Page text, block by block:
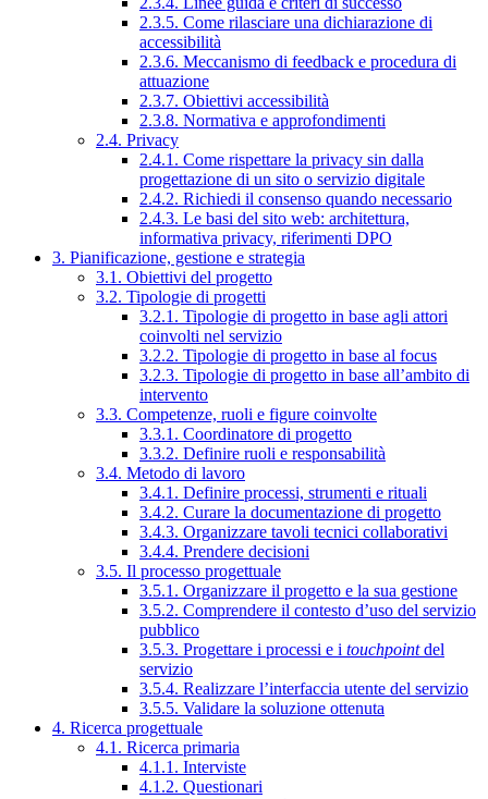
2.3.5. Come rilasciare una dichiarazione di
accessibilità
2.3.6. Meccanismo di feedback e procedura di
attuazione
2.3.7. Obiettivi accessibilità
2.3.8. Normativa e approfondimenti
2.4. Privacy
2.4.1. Come rispettare la privacy sin dalla
progettazione di un sito o servizio digitale
2.4.2. Richiedi il consenso quando necessario
2.4.3. Le basi del sito web: architettura,
informativa privacy, riferimenti DPO
3. Pianificazione, gestione e strategia
3.1. Obiettivi del progetto
3.2. Tipologie di progetti
3.2.1. Tipologie di progetto in base agli attori
coinvolti nel servizio
3.2.2. Tipologie di progetto in base al focus
3.2.3. Tipologie di progetto in base all’ambito di
intervento
3.3. Competenze, ruoli e figure coinvolte
3.3.1. Coordinatore di progetto
3.3.2. Definire ruoli e responsabilità
3.4. Metodo di lavoro
3.4.1. Definire processi, strumenti e rituali
3.4.2. Curare la documentazione di progetto
3.4.3. Organizzare tavoli tecnici collaborativi
3.4.4. Prendere decisioni
3.5. Il processo progettuale
3.5.1. Organizzare il progetto e la sua gestione
3.5.2. Comprendere il contesto d’uso del servizio
pubblico
3.5.3. Progettare i processi e i touchpointdel
servizio
3.5.4. Realizzare l’interfaccia utente del servizio
3.5.5. Validare la soluzione ottenuta
4. Ricerca progettuale
4.1. Ricerca primaria
4.1.1. Interviste
4.1.2. Questionari